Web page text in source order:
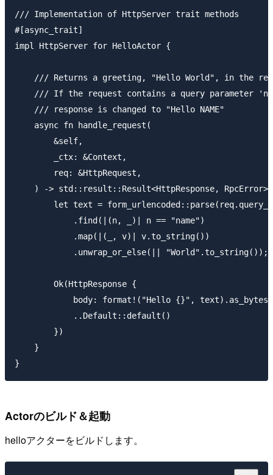
/// Implementation of HttpServer trait methods
#[async_trait]
impl HttpServer for HelloActor {
/// Returns a greeting, "Hello World", in the
/// If the request contains a query parameter
    /// response is changed to "Hello NAME"
    async fn handle_request(
        &self,
        _ctx: &Context,
        req: &HttpRequest,
) -> std::result::Result<HttpResponse, RpcError>
let text =
            .find(|(n, _)| n == "name")
            .map(|(_, v)| v.to_string())
            .unwrap_or_else(|| "World".to_string());
        Ok(HttpResponse {
body: format!("Hello {}",
            ..Default::default()
        })
    }
Actorのビルド＆起動
helloアクターをビルドします。